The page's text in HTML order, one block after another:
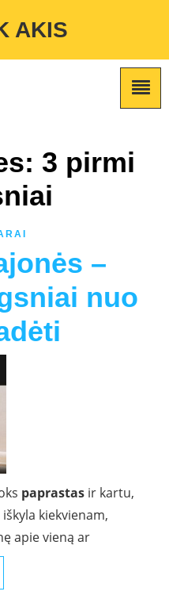
themes/marketing-
AKIS
3 pirmi
–
nuo
paprastas ir kartu,
kiekvienam,
apie vieną ar